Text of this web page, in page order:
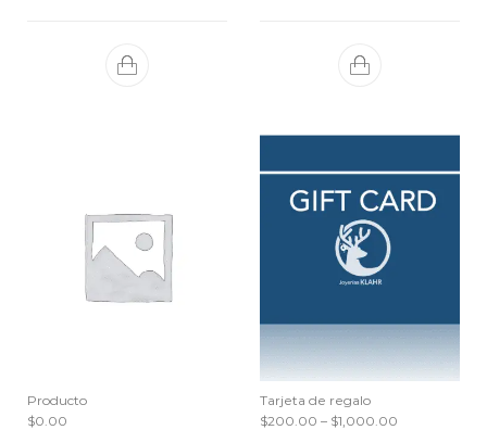
Producto
$0.00
Tarjeta de regalo
$200.00 – $1,000.00